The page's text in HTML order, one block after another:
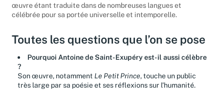
œuvre étant traduite dans de nombreuses langues et
célébrée pour sa portée universelle et intemporelle.
Toutes les questions que l’on se pose
Pourquoi Antoine de Saint-Exupéry est-il aussi célèbre
?
Son œuvre, notamment Le Petit Prince, touche un public
très large par sa poésie et ses réflexions sur l’humanité.